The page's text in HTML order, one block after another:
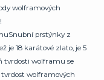
wolframových
prstýnky z
je 18 karátové zlato, je 5
tvrdosti wolframu se
wolframových